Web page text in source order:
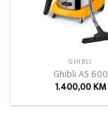
GHIBLI
Ghibli AS 600
1.400,00KM